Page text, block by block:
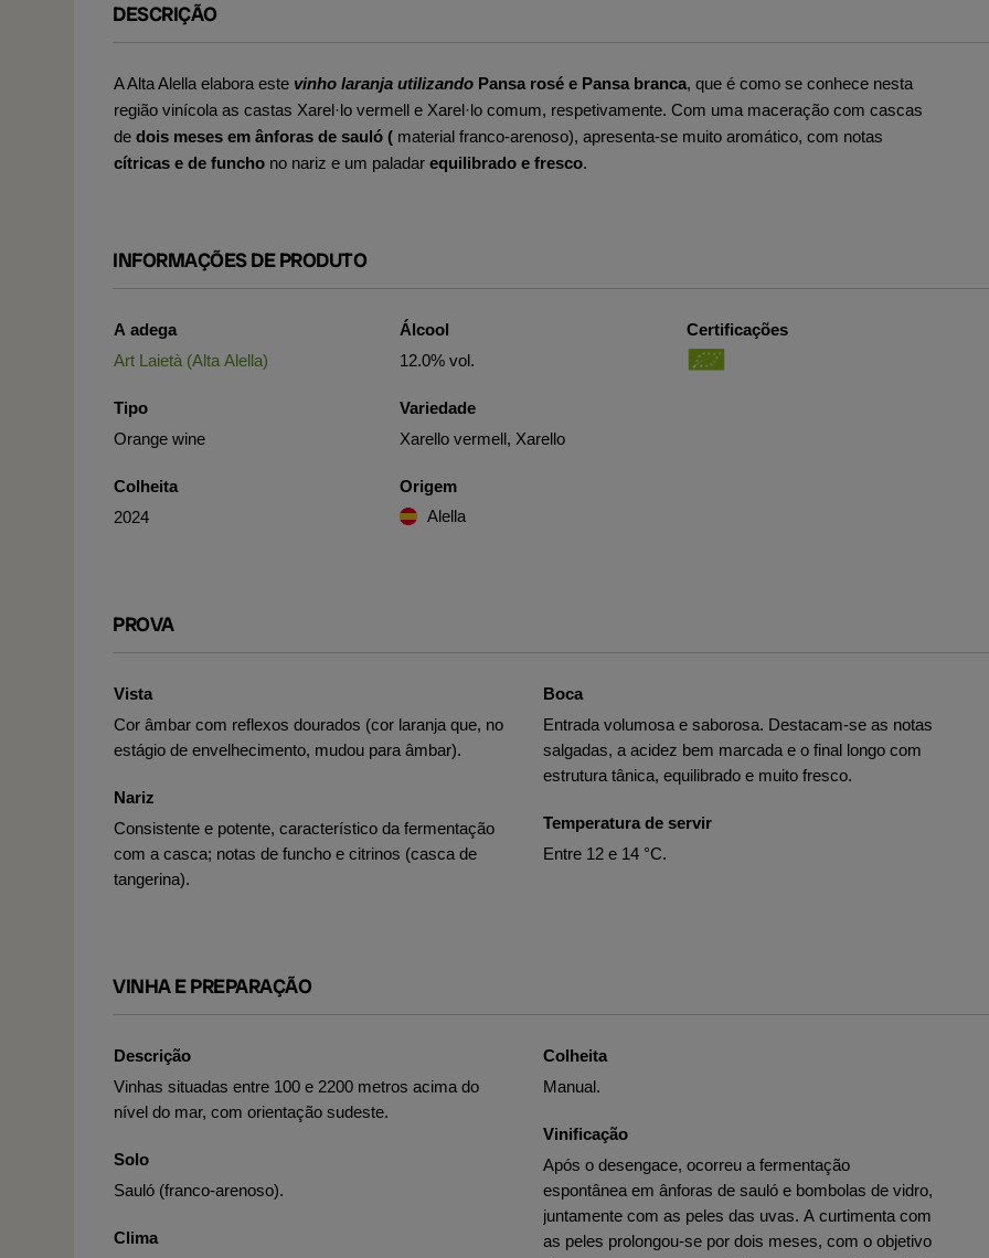
DESCRIÇÃO
A Alta Alella elabora este vinho laranja utilizando Pansa rosé e Pansa branca, que é como se conhece nesta
região vinícola as castas Xarel·lo vermell e Xarel·lo comum, respetivamente. Com uma maceração com cascas
de dois meses em ânforas de sauló ( material franco-arenoso), apresenta-se muito aromático, com notas
cítricas e de funcho no nariz e um paladar equilibrado e fresco.
INFORMAÇÕES DE PRODUTO
A adega
Art Laietà (Alta Alella)
Tipo
Orange wine
Colheita
2024
Álcool
12.0% vol.
Variedade
Xarello vermell, Xarello
Origem
Alella
Certificações
PROVA
Vista
Cor âmbar com reflexos dourados (cor laranja que, no
estágio de envelhecimento, mudou para âmbar).
Nariz
Consistente e potente, característico da fermentação
com a casca; notas de funcho e citrinos (casca de
tangerina).
Boca
Entrada volumosa e saborosa. Destacam-se as notas
salgadas, a acidez bem marcada e o final longo com
estrutura tânica, equilibrado e muito fresco.
Temperatura de servir
Entre 12 e 14 °C.
VINHA E PREPARAÇÃO
Descrição
Vinhas situadas entre 100 e 2200 metros acima do
nível do mar, com orientação sudeste.
Solo
Sauló (franco-arenoso).
Clima
Colheita
Manual.
Vinificação
Após o desengace, ocorreu a fermentação
espontânea em ânforas de sauló e bombolas de vidro,
juntamente com as peles das uvas. A curtimenta com
as peles prolongou-se por dois meses, com o objetivo